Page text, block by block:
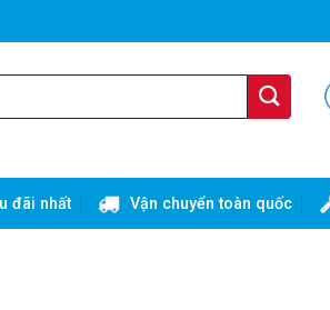
đãi nhất Vận chuyển toàn quốc